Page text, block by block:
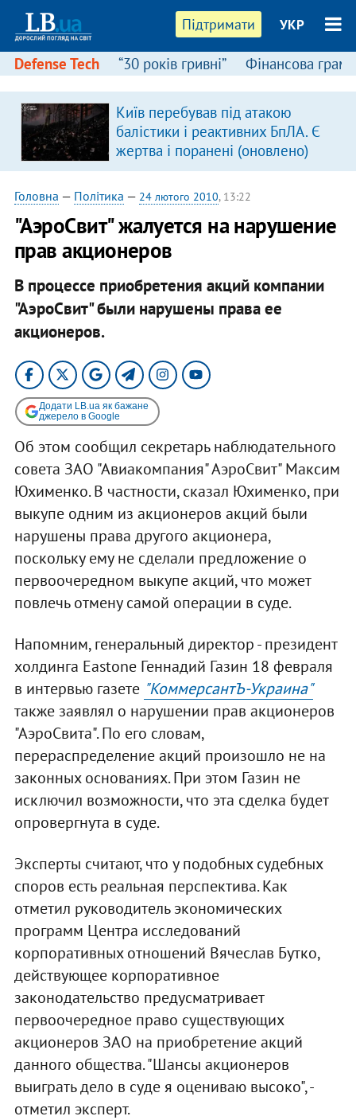
Підтримати УКР
Defense Tech “30 років гривні” Фінансова
Київ перебував під атакою
балістики і реактивних БпЛА. Є
жертва і поранені (оновлено)
Головна — Політика — 24 лютого 2010, 13:22
"АэроСвит" жалуется на нарушение
прав акционеров
В процессе приобретения акций компании
"АэроСвит" были нарушены права ее
акционеров.
Додати LB.ua як бажане
джерело в Google
Об этом сообщил секретарь наблюдательного
совета ЗАО "Авиакомпания" АэроСвит" Максим
Юхименко. В частности, сказал Юхименко, при
выкупе одним из акционеров акций были
нарушены права другого акционера,
поскольку ему не сделали предложение о
первоочередном выкупе акций, что может
повлечь отмену самой операции в суде.
Напомним, генеральный директор - президент
холдинга Eastone Геннадий Газин 18 февраля
в интервью газете "КоммерсантЪ-Украина"
также заявлял о нарушении прав акционеров
"АэроСвита". По его словам,
перераспределение акций произошло не на
законных основаниях. При этом Газин не
исключил возможности, что эта сделка будет
опровергнута в суде.
Эксперты считают, что у подобных судебных
споров есть реальная перспектива. Как
отметил руководитель экономических
программ Центра исследований
корпоративных отношений Вячеслав Бутко,
действующее корпоративное
законодательство предусматривает
первоочередное право существующих
акционеров ЗАО на приобретение акций
данного общества. "Шансы акционеров
выиграть дело в суде я оцениваю высоко", -
отметил эксперт.